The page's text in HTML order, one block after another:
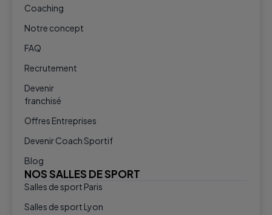
Coaching
Notre concept
FAQ
Recrutement
Devenir
franchisé
Offres Entreprises
Devenir Coach Sportif
Blog
NOS SALLES DE SPORT
Salles de sport Paris
Salles de sport Lyon